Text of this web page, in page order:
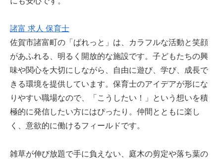
諸富 求人 保育士
佐賀市諸富町の「ぱれっと」は、カラフルな活動と笑顔
があふれる、明るく開放的な施設です。子どもたちの興
味や関心を大切にしながら、自由に遊び、学び、成長で
きる環境を提供しています。保育士のアイデアが形にな
りやすい職場なので、「こうしたい！」という想いを積
極的に発信したい方にはぴったり。仲間とともに楽し
く、意欲的に働けるフィールドです。
雑草が伸び放題で手に負えない、庭木の剪定や落ち葉の